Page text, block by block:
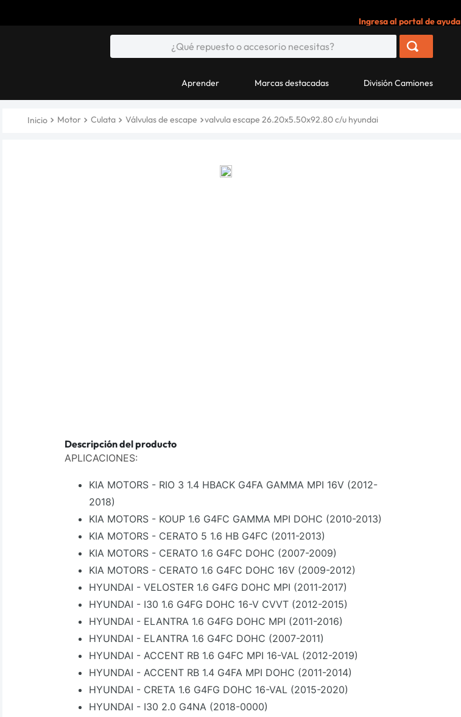
Ingresa al portal de ayuda
Aprender Marcas destacadas División Camiones
Motor Culata Válvulas de escape valvula escape 26.20x5.50x92.80 c/u hyundai
Descripción del producto
APLICACIONES:
KIA MOTORS - RIO 3 1.4 HBACK G4FA GAMMA MPI 16V (2012-
2018)
KIA MOTORS - KOUP 1.6 G4FC GAMMA MPI DOHC (2010-2013)
KIA MOTORS - CERATO 5 1.6 HB G4FC (2011-2013)
KIA MOTORS - CERATO 1.6 G4FC DOHC (2007-2009)
KIA MOTORS - CERATO 1.6 G4FC DOHC 16V (2009-2012)
HYUNDAI - VELOSTER 1.6 G4FG DOHC MPI (2011-2017)
HYUNDAI - I30 1.6 G4FG DOHC 16-V CVVT (2012-2015)
HYUNDAI - ELANTRA 1.6 G4FG DOHC MPI (2011-2016)
HYUNDAI - ELANTRA 1.6 G4FC DOHC (2007-2011)
HYUNDAI - ACCENT RB 1.6 G4FC MPI 16-VAL (2012-2019)
HYUNDAI - ACCENT RB 1.4 G4FA MPI DOHC (2011-2014)
HYUNDAI - CRETA 1.6 G4FG DOHC 16-VAL (2015-2020)
HYUNDAI - I30 2.0 G4NA (2018-0000)